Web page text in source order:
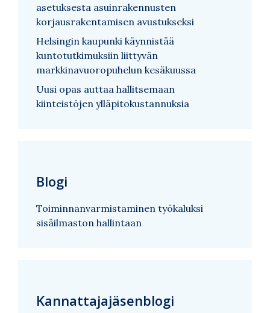
asetuksesta asuinrakennusten
korjausrakentamisen avustukseksi
Helsingin kaupunki käynnistää
kuntotutkimuksiin liittyvän
markkinavuoropuhelun kesäkuussa
Uusi opas auttaa hallitsemaan
kiinteistöjen ylläpitokustannuksia
Blogi
Toiminnanvarmistaminen työkaluksi
sisäilmaston hallintaan
Kannattajajäsenblogi